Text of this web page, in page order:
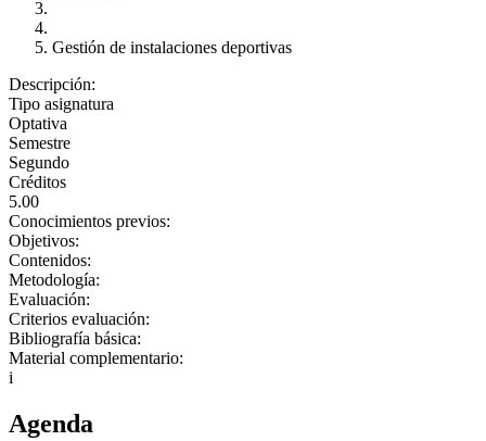
Gestión de instalaciones deportivas
Descripción:
Tipo asignatura
Optativa
Semestre
Segundo
Créditos
5.00
Conocimientos previos:
Objetivos:
Contenidos:
Metodología:
Evaluación:
Criterios evaluación:
Bibliografía básica:
Material complementario:
i
Agenda